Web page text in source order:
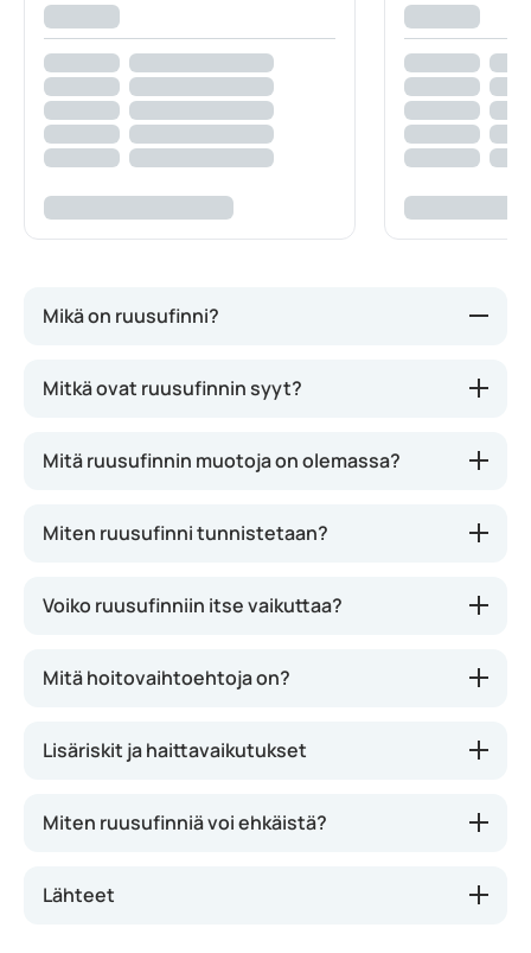
Mikä on ruusufinni?
mutta sillä ei ole mitään tekemistä aknen kanssa.
poskissa, nenässä ja otsassa näkyy
Ruusufinniä esiintyy erityisesti vaaleaihoisilla, ja
ruusu’. Punaisten läiskien lisäksi voi tulla
Ruusufinniä esiintyy eniten 30–50-vuotiailla
Mitkä ovat ruusufinnin syyt?
Mitä ruusufinnin muotoja on olemassa?
Miten ruusufinni tunnistetaan?
Voiko ruusufinniin itse vaikuttaa?
Mitä hoitovaihtoehtoja on?
Lisäriskit ja haittavaikutukset
Miten ruusufinniä voi ehkäistä?
Lähteet